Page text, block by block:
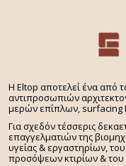
H Eltop αποτελεί ένα από
αντιπροσωπιών
μερών επίπλων, surfacing
Για σχεδόν τέσσερις
επαγγελματιών της
υγείας & εργαστηρίων,
προσόψεων κτιρίων & του